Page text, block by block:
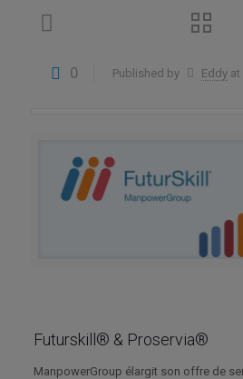
0 Published by Eddy at
Futurskill® & Proservia®
ManpowerGroup élargit son offre de